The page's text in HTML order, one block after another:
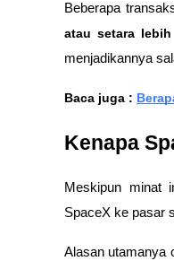
Beberapa
atau setara
menjadikannya
Baca juga :
Kenapa
Meskipun minat
SpaceX ke pasar
Alasan utamanya